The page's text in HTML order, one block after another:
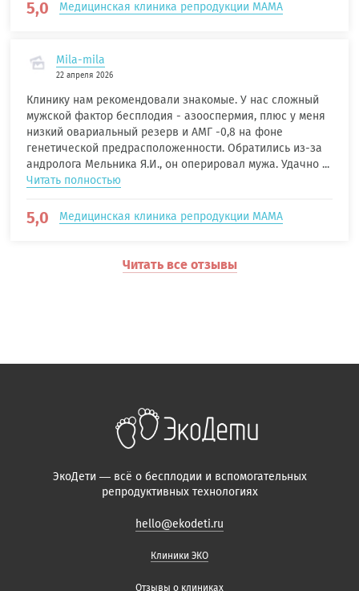
5,0 Медицинская клиника репродукции МАМА
Mila-mila
22 апреля 2026
Клинику нам рекомендовали знакомые. У нас сложный
мужской фактор бесплодия - азооспермия, плюс у меня
низкий овариальный резерв и АМГ -0,8 на фоне
генетической предрасположенности. Обратились из-за
андролога Мельника Я.И., он оперировал мужа. Удачно ...
Читать полностью
5,0 Медицинская клиника репродукции МАМА
Читать все отзывы
ЭкоДети — всё о бесплодии и вспомогательных
репродуктивных технологиях
hello@ekodeti.ru
Клиники ЭКО
Отзывы о клиниках